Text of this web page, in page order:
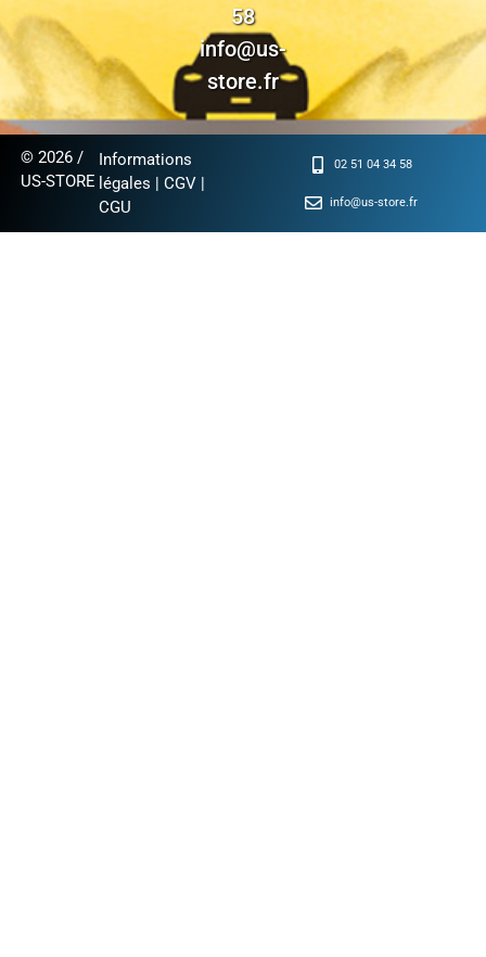
58
info@us-
store.fr
© 2026 /
US-STORE
Informations
légales |CGV |
CGU
02 51 04 34 58
info@us-store.fr